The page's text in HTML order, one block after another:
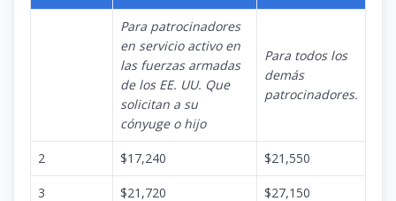
Para patrocinadores
en servicio activo en
las fuerzas armadas
de los EE. UU. Que
solicitan a su
cónyuge o hijo
Para todos los
demás
patrocinadores.
2 $17,240 $21,550
3 $21,720 $27,150